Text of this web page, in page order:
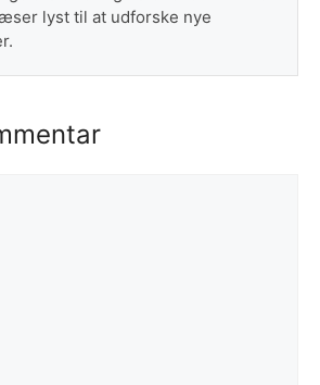
lyst til at udforske nye